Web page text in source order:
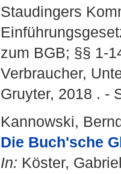
Staudingers
zum BGB; §§ 1-
Verbraucher,
Gruyter, 2018 . -
Kannowski,
Die Buch'sche
In: Köster,